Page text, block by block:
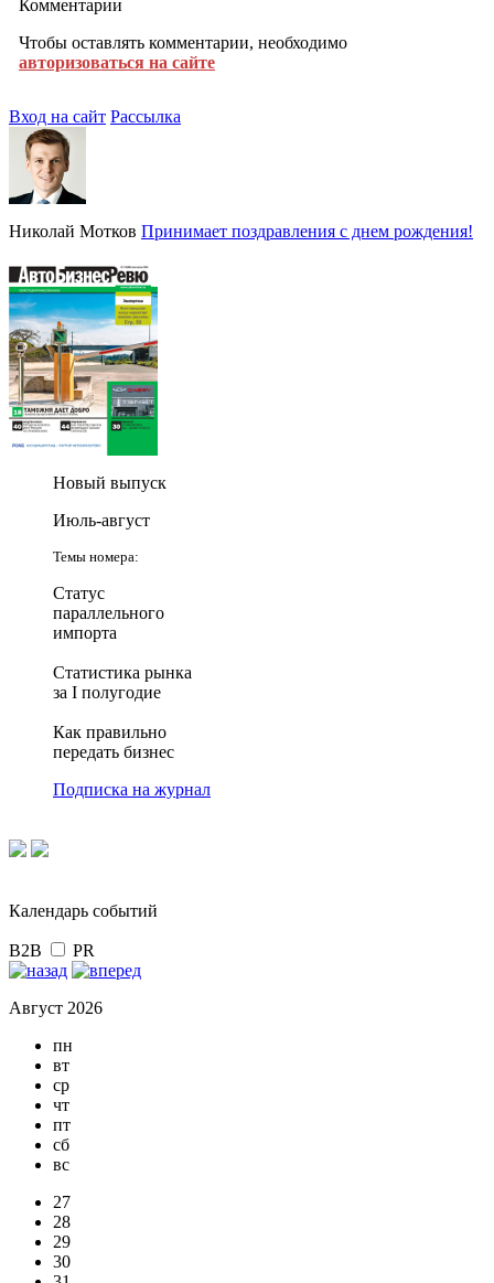
Комментарии
Чтобы оставлять комментарии, необходимо
авторизоваться на сайте
Вход на сайт Рассылка
Николай Мотков Принимает поздравления с днем рождения!
Новый выпуск
Июль-август
Темы номера:
Статус
параллельного
импорта
Статистика рынка
за I полугодие
Как правильно
передать бизнес
Подписка на журнал
Календарь событий
B2B PR
Август 2026
пн
вт
ср
чт
пт
сб
вс
27
28
29
30